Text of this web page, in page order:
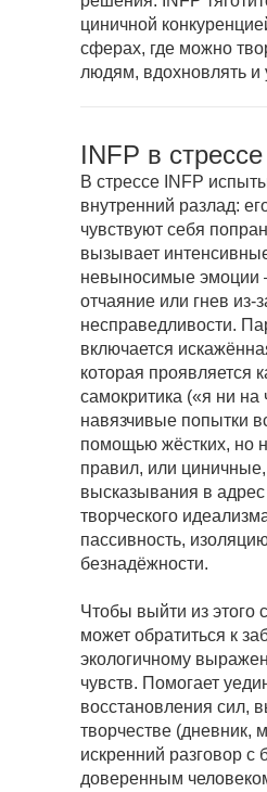
циничной
сферах, где можно
людям, вдохновлять и
INFP в стрессе
В стрессе INFP
внутренний разлад:
чувствуют себя
вызывает
невыносимые эмоции
отчаяние или гнев из-
несправедливости.
включается
которая проявляется
самокритика («я ни на
навязчивые попытки
помощью жёстких, но
правил, или
высказывания в
творческого
пассивность,
безнадёжности.
Чтобы выйти из этого
может обратиться к
экологичному
чувств. Помогает
восстановления сил,
творчестве (дневник,
искренний разговор с
доверенным